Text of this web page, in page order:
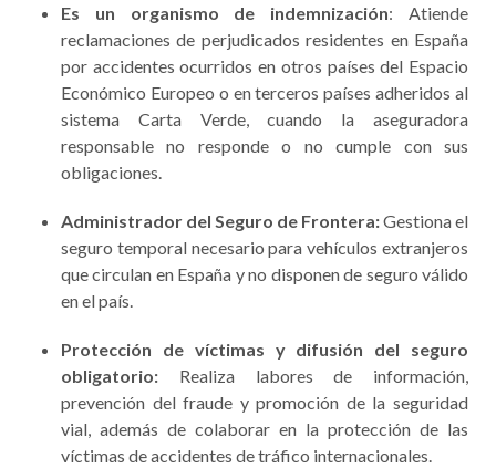
Es un organismo de indemnización: Atiende
reclamaciones de perjudicados residentes en España
por accidentes ocurridos en otros países del Espacio
Económico Europeo o en terceros países adheridos al
sistema Carta Verde, cuando la aseguradora
responsable no responde o no cumple con sus
obligaciones.
Administrador del Seguro de Frontera:Gestiona el
seguro temporal necesario para vehículos extranjeros
que circulan en España y no disponen de seguro válido
en el país.
Protección de víctimas y difusión del seguro
obligatorio: Realiza labores de información,
prevención del fraude y promoción de la seguridad
vial, además de colaborar en la protección de las
víctimas de accidentes de tráfico internacionales.